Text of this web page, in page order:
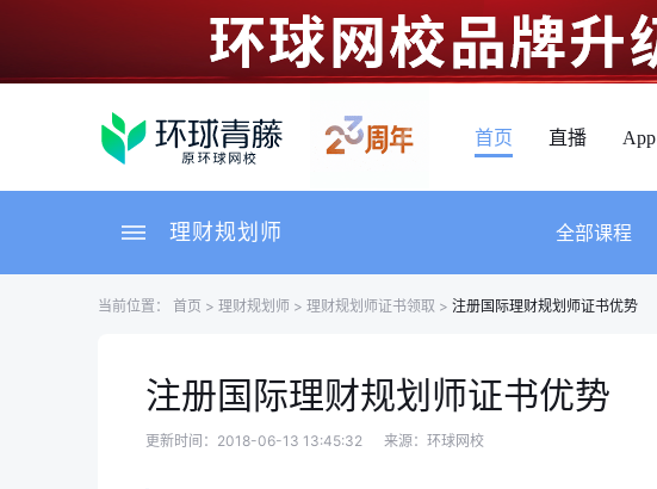
首页 直播 App
理财规划师 全部课程
当前位置： 首页 > 理财规划师 > 理财规划师证书领取 > 注册国际理财规划师证书优势
注册国际理财规划师证书优势
更新时间：2018-06-13 13:45:32 来源：环球网校